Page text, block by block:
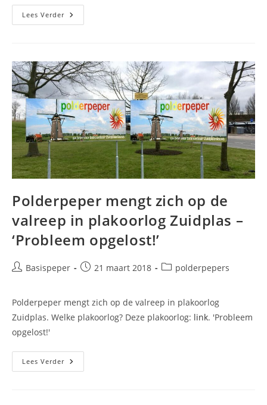
Lees VerderPresident
Trump
Verkiezingswinst
Polderpeper mengt zich op de
valreep in plakoorlog Zuidplas –
‘Probleem opgelost!’
BerichtBasispeper
Bericht21 maart 2018 Berichtcategorie:
polderpepers
Polderpeper mengt zich op de valreep in plakoorlog
Zuidplas. Welke plakoorlog? Deze plakoorlog: link. 'Probleem
opgelost!'
Lees VerderPolderpeper
Mengt